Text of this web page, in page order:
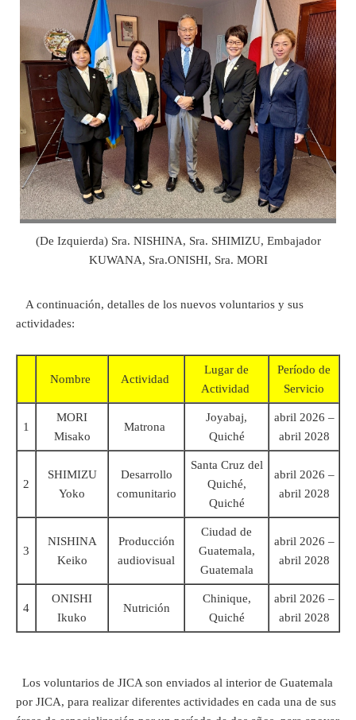
(De Izquierda) Sra. NISHINA, Sra. SHIMIZU, Embajador
KUWANA, Sra.ONISHI, Sra. MORI
A continuación, detalles de los nuevos voluntarios y sus
actividades:
Nombre Actividad
Lugar de
Actividad
Período de
Servicio
1
MORI
Misako
Matrona
Joyabaj,
Quiché
abril 2026 –
abril 2028
2
SHIMIZU
Yoko
Desarrollo
comunitario
Santa Cruz del
Quiché,
Quiché
abril 2026 –
abril 2028
3
NISHINA
Keiko
Producción
audiovisual
Ciudad de
Guatemala,
Guatemala
abril 2026 –
abril 2028
4
ONISHI
Ikuko
Nutrición
Chinique,
Quiché
abril 2026 –
abril 2028
Los voluntarios de JICA son enviados al interior de Guatemala
por JICA, para realizar diferentes actividades en cada una de sus